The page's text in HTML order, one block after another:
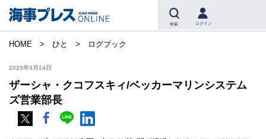
検索 ログイン
HOME ひと ログブック
2025年3月14日
ザーシャ・クコフスキィ/ベッカーマリンシステム
ズ営業部長